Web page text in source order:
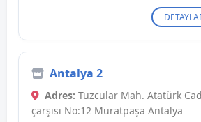
Antalya 2
Adres: Tuzcular Mah. Atatürk
çarşısı No:12 Muratpaşa Antalya